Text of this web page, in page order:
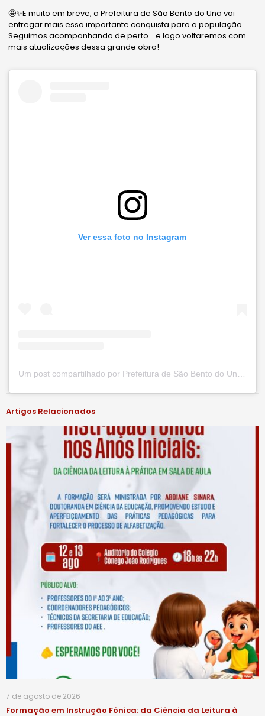
🤩✨E muito em breve, a Prefeitura de São Bento do Una vai
entregar mais essa importante conquista para a população.
Seguimos acompanhando de perto… e logo voltaremos com
mais atualizações dessa grande obra!
Ver essa foto no Instagram
Artigos Relacionados
7 de agosto de 2026
Formação em Instrução Fônica: da Ciência da Leitura à